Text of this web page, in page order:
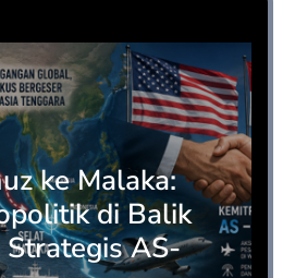
ke Malaka:
di Balik
AS-